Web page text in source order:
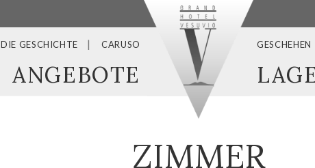
DIE GESCHICHTE CARUSO GESCHEHEN
ANGEBOTE
ZIMMER